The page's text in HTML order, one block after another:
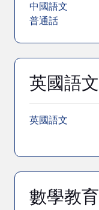
中國語文
普通話
英國語
英國語文
數學教育